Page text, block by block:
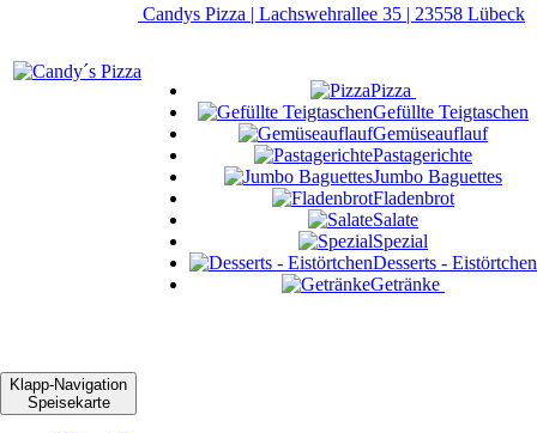
Candys Pizza | Lachswehrallee 35 | 23558 Lübeck
Pizza
Gefüllte Teigtaschen
Gemüseauflauf
Pastagerichte
Jumbo Baguettes
Fladenbrot
Salate
Spezial
Desserts - Eistörtchen
Getränke
Klapp-Navigation
Speisekarte